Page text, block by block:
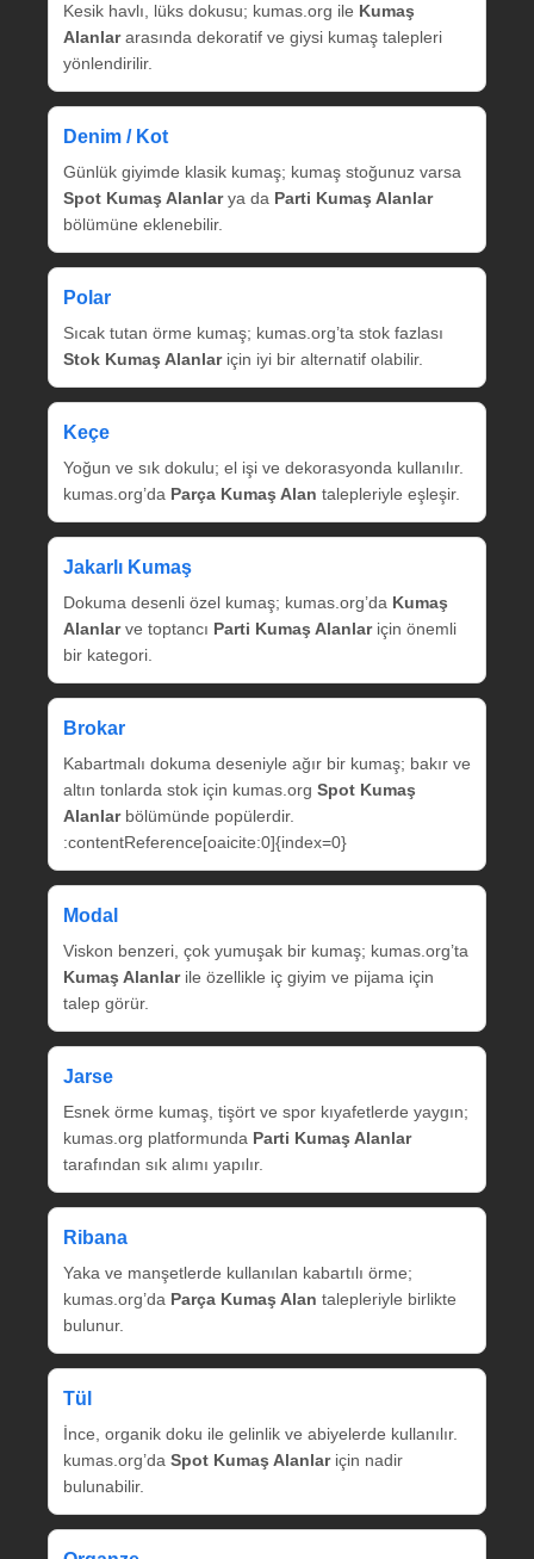
Kesik havlı, lüks dokusu; kumas.org ile Kumaş
Alanlararasında dekoratif ve giysi kumaş talepleri
yönlendirilir.
Denim / Kot
Günlük giyimde klasik kumaş; kumaş stoğunuz varsa
Spot Kumaş Alanlarya da Parti Kumaş Alanlar
bölümüne eklenebilir.
Polar
Sıcak tutan örme kumaş; kumas.org’ta stok fazlası
Stok Kumaş Alanlariçin iyi bir alternatif olabilir.
Keçe
Yoğun ve sık dokulu; el işi ve dekorasyonda kullanılır.
kumas.org’da Parça Kumaş Alan talepleriyle eşleşir.
Jakarlı Kumaş
Dokuma desenli özel kumaş; kumas.org’da Kumaş
Alanlarve toptancı Parti Kumaş Alanlariçin önemli
bir kategori.
Brokar
Kabartmalı dokuma deseniyle ağır bir kumaş; bakır ve
altın tonlarda stok için kumas.org Spot Kumaş
Alanlarbölümünde popülerdir.
:contentReference[oaicite:0]{index=0}
Modal
Viskon benzeri, çok yumuşak bir kumaş; kumas.org’ta
Kumaş Alanlarile özellikle iç giyim ve pijama için
talep görür.
Jarse
Esnek örme kumaş, tişört ve spor kıyafetlerde yaygın;
kumas.org platformunda Parti Kumaş Alanlar
tarafından sık alımı yapılır.
Ribana
Yaka ve manşetlerde kullanılan kabartılı örme;
kumas.org’da Parça Kumaş Alan talepleriyle birlikte
bulunur.
Tül
İnce, organik doku ile gelinlik ve abiyelerde kullanılır.
kumas.org’da Spot Kumaş Alanlariçin nadir
bulunabilir.